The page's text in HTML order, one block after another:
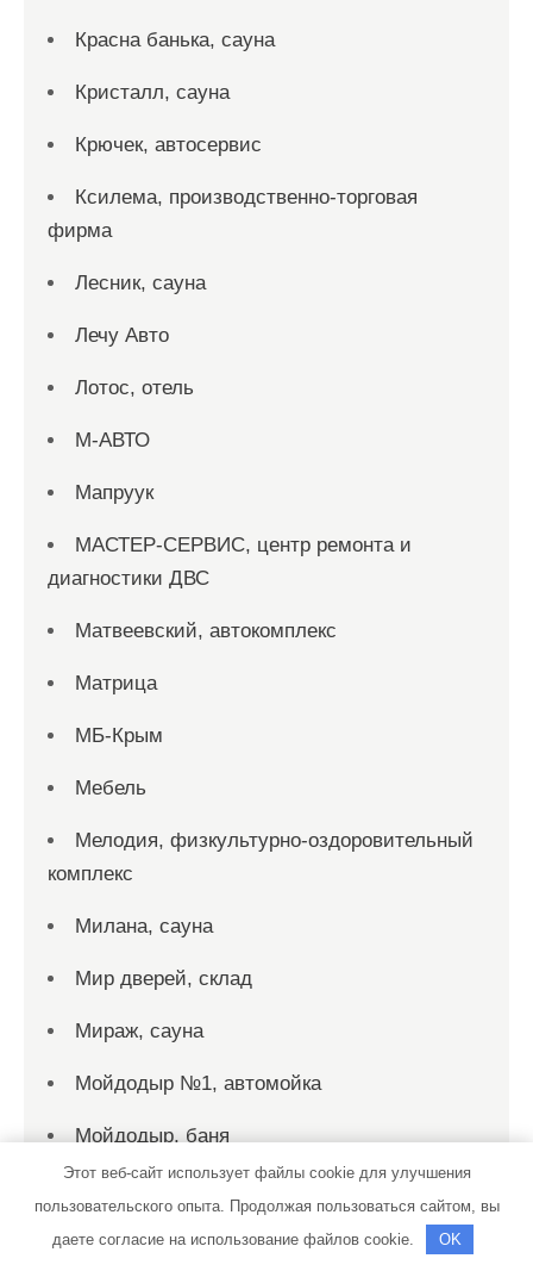
Красна банька, сауна
Кристалл, сауна
Крючек, автосервис
Ксилема, производственно-торговая
фирма
Лесник, сауна
Лечу Авто
Лотос, отель
М-АВТО
Мапруук
МАСТЕР-СЕРВИС, центр ремонта и
диагностики ДВС
Матвеевский, автокомплекс
Матрица
МБ-Крым
Мебель
Мелодия, физкультурно-оздоровительный
комплекс
Милана, сауна
Мир дверей, склад
Мираж, сауна
Мойдодыр №1, автомойка
Мойдодыр, баня
На Промышленной, автомойка
На Художников, оздоровительный
Этот веб-сайт использует файлы cookie для улучшения
пользовательского опыта. Продолжая пользоваться сайтом, вы
даете согласие на использование файлов cookie.
OK